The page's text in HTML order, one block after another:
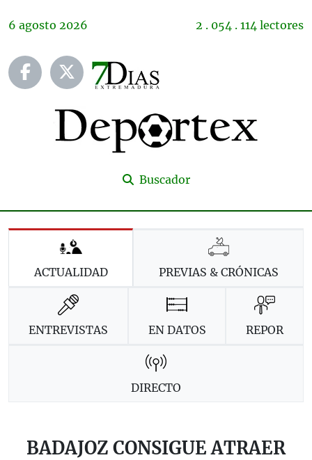
6 agosto 2026 2 . 054 . 114 lectores
Buscador
ACTUALIDAD PREVIAS & CRÓNICAS
ENTREVISTAS EN DATOS REPOR
DIRECTO
BADAJOZ CONSIGUE ATRAER